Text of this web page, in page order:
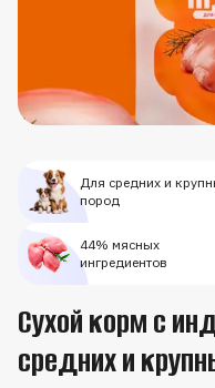
Для средних и
пород
44% мясных
ингредиентов
Сухой корм с
средних и